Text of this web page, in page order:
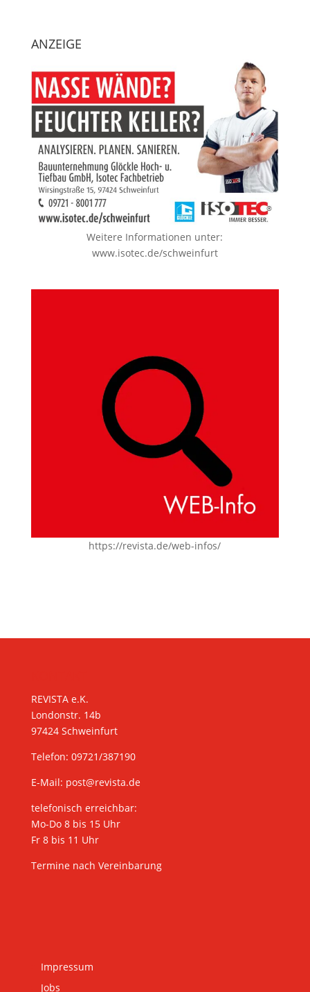
ANZEIGE
Weitere Informationen unter:
www.isotec.de/schweinfurt
https://revista.de/web-infos/
REVISTA e.K.
Londonstr. 14b
97424 Schweinfurt
Telefon: 09721/387190
E-Mail: post@revista.de
telefonisch erreichbar:
Mo-Do 8 bis 15 Uhr
Fr 8 bis 11 Uhr
Termine nach Vereinbarung
Impressum
Jobs